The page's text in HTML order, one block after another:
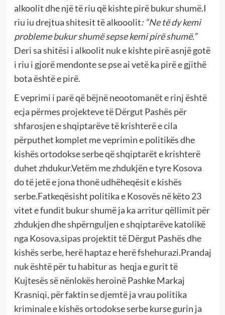
alkoolit dhe një të riu që kishte pirë bukur shumë.I
riu iu drejtua shitesit të alkooolit:“Ne të dy kemi
probleme bukur shumë sepse kemi pirë shumë.”
Deri sa shitësi i alkoolit nuk e kishte pirë asnjë gotë
i riu i gjorë mendonte se pse ai vetë ka pirë e gjithë
bota është e pirë.
E veprimi i parë që bëjnë neootomanët e rinj është
ecja përmes projekteve të Dërgut Pashës për
shfarosjen e shqiptarëve të krishterë e cila
përputhet komplet me veprimin e politikës dhe
kishës ortodokse serbe që shqiptarët e krishterë
duhet zhdukur.Vetëm me zhdukjën e tyre Kosova
do të jetë e jona thonë udhëheqësit e kishës
serbe.Fatkeqësisht politika e Kosovës në këto 23
vitet e fundit bukur shumë ja ka arritur qëllimit për
zhdukjen dhe shpërnguljen e shqiptarëve katolikë
nga Kosova,sipas projektit të Dërgut Pashës dhe
kishës serbe, herë haptaz e herë fshehurazi.Prandaj
nuk është për tu habitur as heqja e gurit të
Kujtesës së nënlokës heroinë Pashke Markaj
Krasniqi, për faktin se djemtë ja vrau politika
kriminale e kishës ortodokse serbe kurse gurin ja